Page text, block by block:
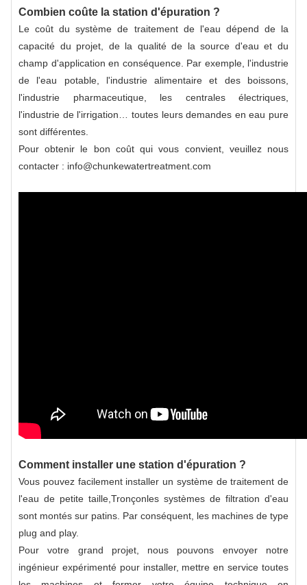
Combien coûte la station d'épuration ?
Le coût du système de traitement de l'eau dépend de la
capacité du projet, de la qualité de la source d'eau et du
champ d'application en conséquence. Par exemple, l'industrie
de l'eau potable, l'industrie alimentaire et des boissons,
l'industrie pharmaceutique, les centrales électriques,
l'industrie de l'irrigation… toutes leurs demandes en eau pure
sont différentes.
Pour obtenir le bon coût qui vous convient, veuillez nous
contacter : info@chunkewatertreatment.com
Comment installer une station d'épuration ?
Vous pouvez facilement installer un système de traitement de
l'eau de petite taille, Tronçonles systèmes de filtration d'eau
sont montés sur patins. Par conséquent, les machines de type
plug and play.
Pour votre grand projet, nous pouvons envoyer notre
ingénieur expérimenté pour installer, mettre en service toutes